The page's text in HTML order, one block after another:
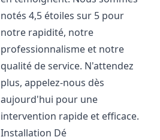
notés 4,5 étoiles sur 5 pour
notre rapidité, notre
professionnalisme et notre
qualité de service. N'attendez
plus, appelez-nous dès
aujourd'hui pour une
intervention rapide et efficace.
Installation Dé